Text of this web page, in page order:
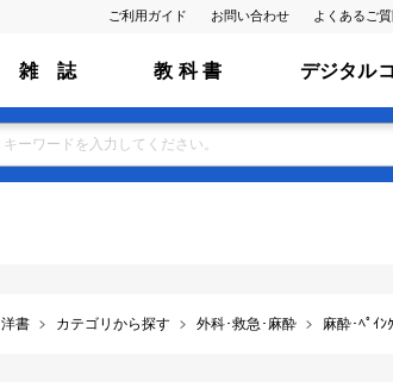
ご利用ガイド お問い合わせ よくあるご
雑 誌 教 科 書 デジタル
洋書 カテゴリから探す 外科･救急･麻酔 麻酔･ﾍﾟｲﾝ